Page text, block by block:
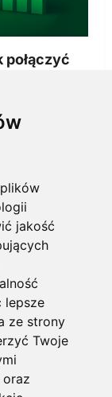
jakość
lepsze
ze strony
Twoje
oraz
połączyć
niż do
0
kulturę